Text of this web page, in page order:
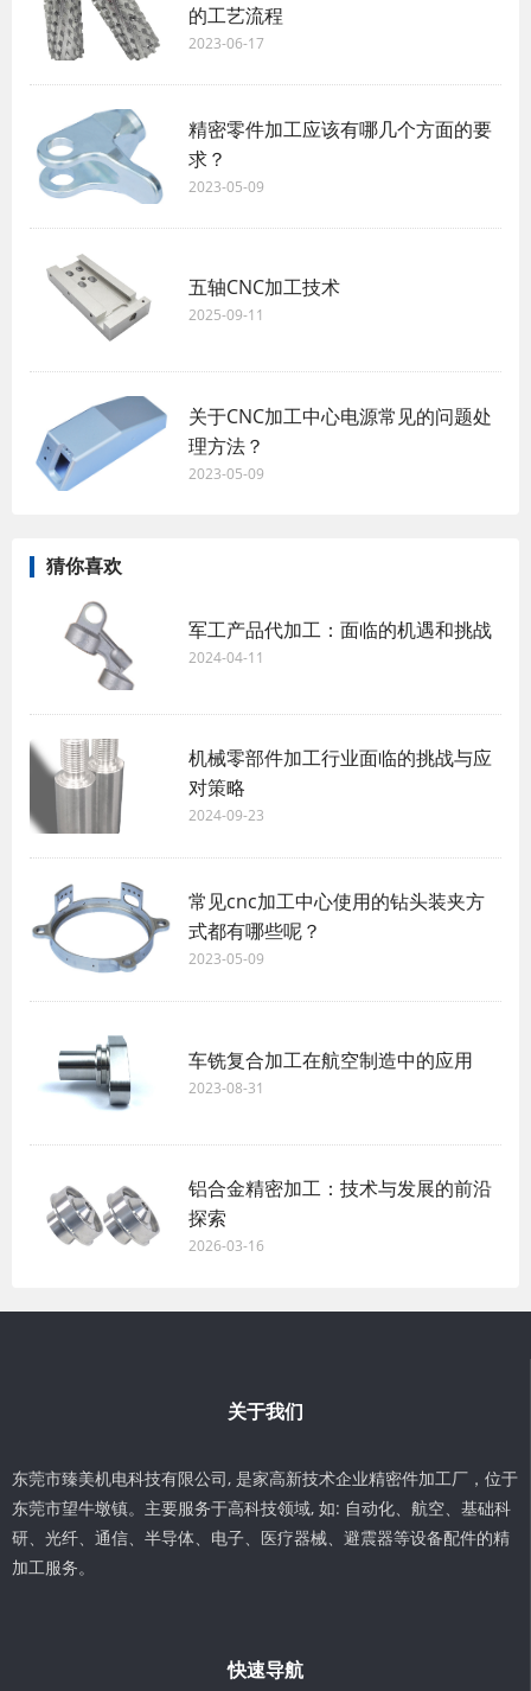
的工艺流程
2023-06-17
精密零件加工应该有哪几个方面的要
求？
2023-05-09
五轴CNC加工技术
2025-09-11
关于CNC加工中心电源常见的问题处
理方法？
2023-05-09
猜你喜欢
军工产品代加工：面临的机遇和挑战
2024-04-11
机械零部件加工行业面临的挑战与应
对策略
2024-09-23
常见cnc加工中心使用的钻头装夹方
式都有哪些呢？
2023-05-09
车铣复合加工在航空制造中的应用
2023-08-31
铝合金精密加工：技术与发展的前沿
探索
2026-03-16
关于我们
东莞市臻美机电科技有限公司, 是家高新技术企业精密件加工厂，位于
东莞市望牛墩镇。主要服务于高科技领域, 如: 自动化、航空、基础科
研、光纤、通信、半导体、电子、医疗器械、避震器等设备配件的精
加工服务。
快速导航